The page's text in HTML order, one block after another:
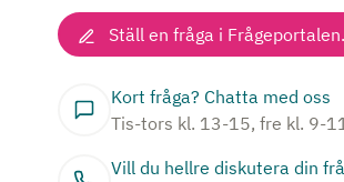
Ställ en fråga i Frågeportalen.
Kort fråga? Chatta med oss
Tis-tors kl. 13-15, fre kl. 9-
Vill du hellre diskutera din